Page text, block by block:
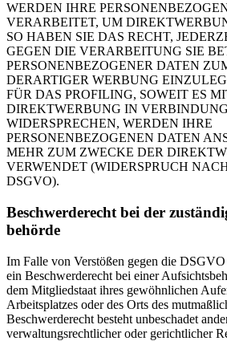
WERDEN IHRE
VERARBEITET, UM
SO HABEN SIE DAS RECHT,
GEGEN DIE VERARBEITUNG SIE
PERSONENBEZOGENER DATEN
DERARTIGER WERBUNG
FÜR DAS PROFILING, SOWEIT ES
DIREKTWERBUNG IN
WIDERSPRECHEN, WERDEN IHRE
PERSONENBEZOGENEN DATEN
MEHR ZUM ZWECKE DER
VERWENDET (WIDERSPRUCH
DSGVO).
Beschwerde­recht bei der
behörde
Im Falle von Verstößen gegen die
ein Beschwerderecht bei einer
dem Mitgliedstaat ihres gewöhnlichen
Arbeitsplatzes oder des Orts des
Beschwerderecht besteht unbeschadet
verwaltungsrechtlicher oder gerichtlicher